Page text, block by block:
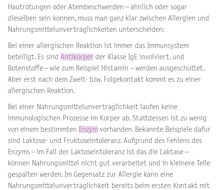
Hautrötungen oder Atembeschwerden – ähnlich oder sogar
dieselben sein können, muss man ganz klar zwischen Allergien und
Nahrungsmittelunverträglichkeiten unterscheiden:
Bei einer allergischen Reaktion ist immer das Immunsystem
beteiligt. Es sind Antikörper der Klasse IgE involviert, und
Botenstoffe – wie zum Beispiel Histamin – werden ausgeschüttet.
Aber erst nach dem Zweit- bzw. Folgekontakt kommt es zu einer
allergischen Reaktion.
Bei einer Nahrungsmittelunverträglichkeit laufen keine
immunologischen Prozesse im Körper ab. Stattdessen ist zu wenig
von einem bestimmten Enzym vorhanden. Bekannte Beispiele dafür
sind Laktose- und Fruktoseintoleranz. Aufgrund des Fehlens des
Enzyms – im Fall der Laktoseintoleranz ist das die Laktase –
können Nahrungsmittel nicht gut verarbeitet und in kleinere Teile
gespalten werden. Im Gegensatz zur Allergie kann eine
Nahrungsmittelunverträglichkeit bereits beim ersten Kontakt mit